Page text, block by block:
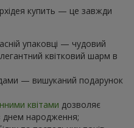
купить — це завжди
упаковці — чудовий
квітковий шарм в
— вишуканий подарунок
квітами дозволяє
днем народження;